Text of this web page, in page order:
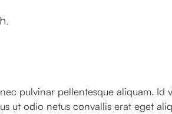
pulvinar pellentesque aliquam. Id
ut odio netus convallis erat eget